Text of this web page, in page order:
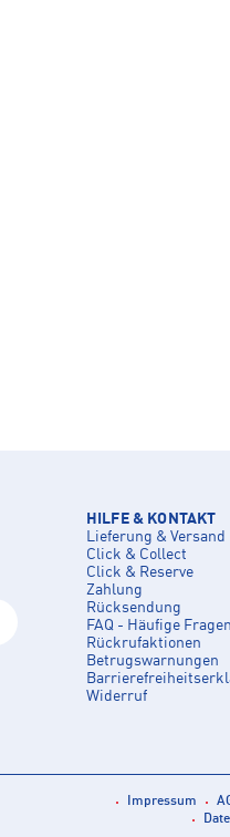
HILFE & KONTAKT
Lieferung & Versand
Click & Collect
Click & Reserve
Zahlung
Rücksendung
FAQ - Häufige Fragen
Rückrufaktionen
Betrugswarnungen
Widerruf
Impressum